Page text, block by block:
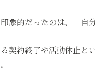
象的だったのは、「自
契約終了や活動休止と